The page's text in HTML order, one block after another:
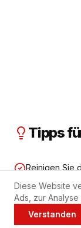
Tipps
Reinigen Sie
jedem
Jetzt
Diese Website
Ads, zur
Verstanden